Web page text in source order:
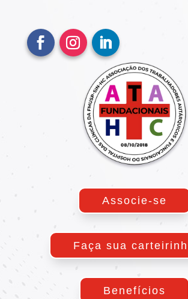
Associe-se
Faça sua
Benefícios